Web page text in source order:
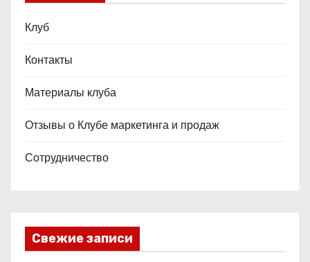
Клуб
Контакты
Материалы клуба
Отзывы о Клубе маркетинга и продаж
Сотрудничество
Свежие записи